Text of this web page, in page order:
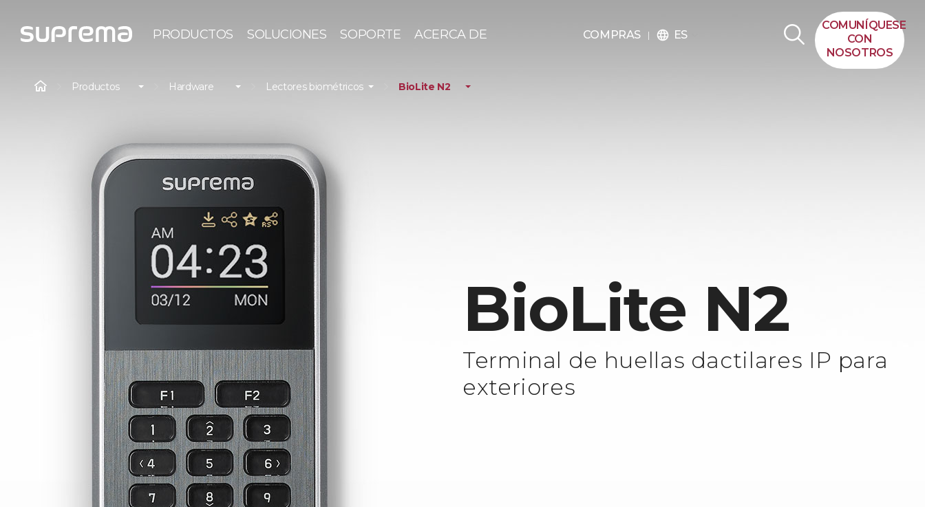
PRODUCTOS SOLUCIONES SOPORTE ACERCA DE COMPRAS language ES
COMUNÍQUESE
CON
NOSOTROS
BioLite N2
Terminal de huellas dactilares IP para
exteriores
Productos Hardware Lectores biométricos BioLite N2